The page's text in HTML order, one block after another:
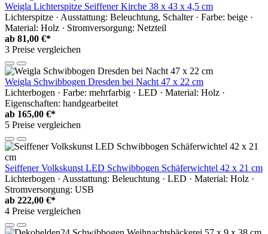
Weigla Lichterspitze Seiffener Kirche 38 x 43 x 4,5 cm
Lichterspitze · Ausstattung: Beleuchtung, Schalter · Farbe: beige ·
Material: Holz · Stromversorgung: Netzteil
ab 81,00 €*
3 Preise vergleichen
Weigla Schwibbogen Dresden bei Nacht 47 x 22 cm
Lichterbogen · Farbe: mehrfarbig · LED · Material: Holz ·
Eigenschaften: handgearbeitet
ab 165,00 €*
5 Preise vergleichen
Seiffener Volkskunst LED Schwibbogen Schäferwichtel 42 x 21 cm
Lichterbogen · Ausstattung: Beleuchtung · LED · Material: Holz ·
Stromversorgung: USB
ab 222,00 €*
4 Preise vergleichen